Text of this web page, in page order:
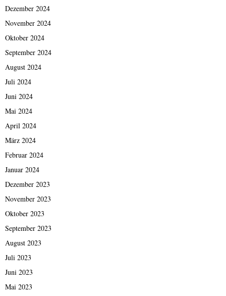
Dezember 2024
November 2024
Oktober 2024
September 2024
August 2024
Juli 2024
Juni 2024
Mai 2024
April 2024
März 2024
Februar 2024
Januar 2024
Dezember 2023
November 2023
Oktober 2023
September 2023
August 2023
Juli 2023
Juni 2023
Mai 2023